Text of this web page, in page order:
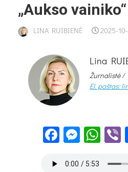
„Auk­so
LINA RUIBIENĖ 2025-
Lina
Žurnalistė /
El. paštas: